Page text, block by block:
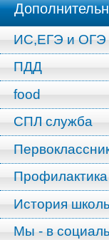
ИС,ЕГЭ и ОГЭ
ПДД
food
СПЛ служба
История
Мы - в